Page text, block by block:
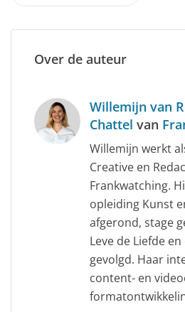
Over de auteur
Willemijn van
Chattel van
Willemijn werkt
Creative en
Frankwatching.
opleiding Kunst
afgerond, stage
Leve de Liefde
gevolgd. Haar
content- en